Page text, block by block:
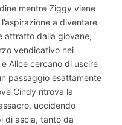
mentre Ziggy viene
a diventare
attratto dalla giovane,
vendicativo nei
Alice cercano di uscire
passaggio esattamente
Cindy ritrova la
uccidendo
di ascia, tanto da